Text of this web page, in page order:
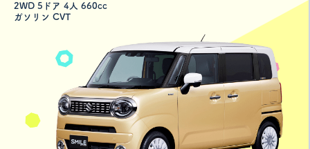
2WD 5ドア 4人 660cc
ガソリン CVT